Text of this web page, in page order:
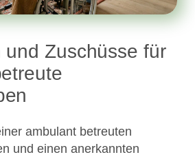
und Zuschüsse für
ambulant betreuten
und einen anerkannten